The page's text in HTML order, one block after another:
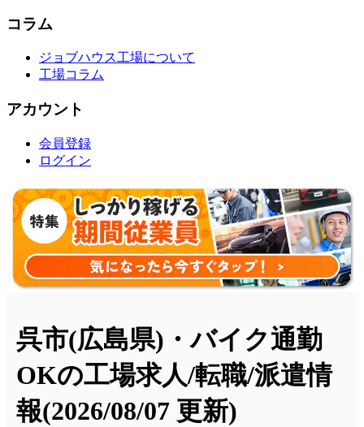
コラム
ジョブハウス工場について
工場コラム
アカウント
会員登録
ログイン
呉市(広島県)・バイク通勤
OKの工場求人/転職/派遣情
報(2026/08/07 更新)